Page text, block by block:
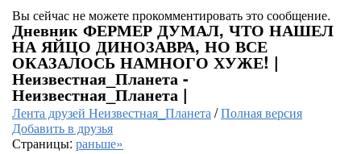
Вы сейчас не можете прокомментировать это сообщение.
Дневник ФЕРМЕР ДУМАЛ, ЧТО НАШЕЛ
НА ЯЙЦО ДИНОЗАВРА, НО ВСЕ
ОКАЗАЛОСЬ НАМНОГО ХУЖЕ! |
Неизвестная_Планета -
Неизвестная_Планета |
Лента друзей Неизвестная_Планета/Полная версия
Добавить в друзья
Страницы: раньше»